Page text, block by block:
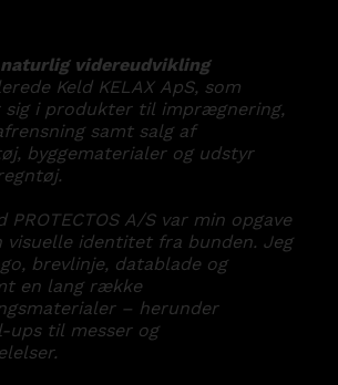
naturlig videreudvikling
Keld KELAX ApS, som
sig i produkter til imprægnering,
samt salg af
byggematerialer og udstyr
PROTECTOS A/S var min opgave
visuelle identitet fra bunden. Jeg
brevlinje, datablade og
en lang række
– herunder
ups til messer og